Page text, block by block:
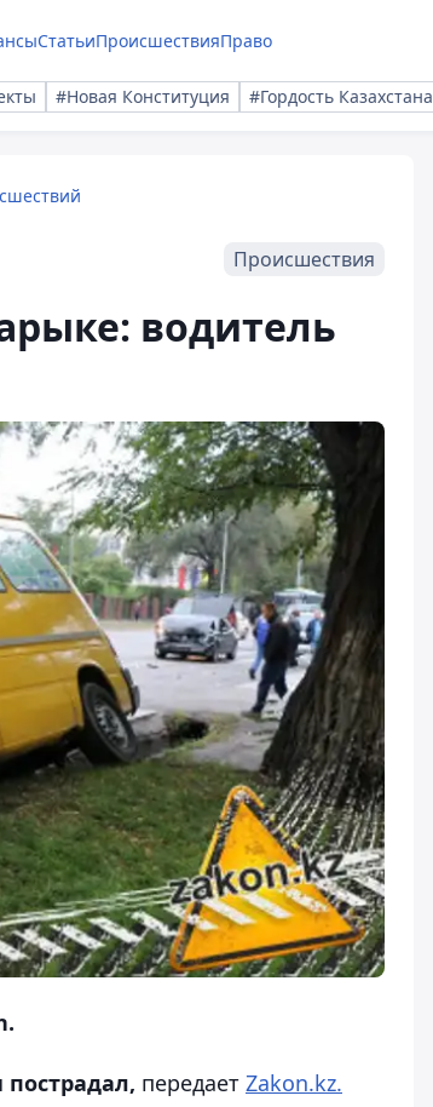
СтатьиПроисшествияПраво
#Новая Конституция #Гордость Казахстана
Происшествия
водитель
передает Zakon.kz.